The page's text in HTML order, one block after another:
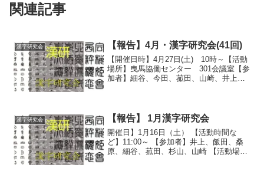
関連記事
漢字研究会 【報告】4月・漢字研究会(41回)
【開催日時】4月27日(土) 10時～【活動
場所】曳馬協働センター 301会議室【参
加者】細谷、今田、菰田、山崎、井上、
漢字研究会 【報告】 1月漢字研究会
開催日】1月16日（土） 【活動時間な
ど】11:00～ 【参加者】井上、飯田、桑
原、細谷、菰田、杉山、山崎 【活動場